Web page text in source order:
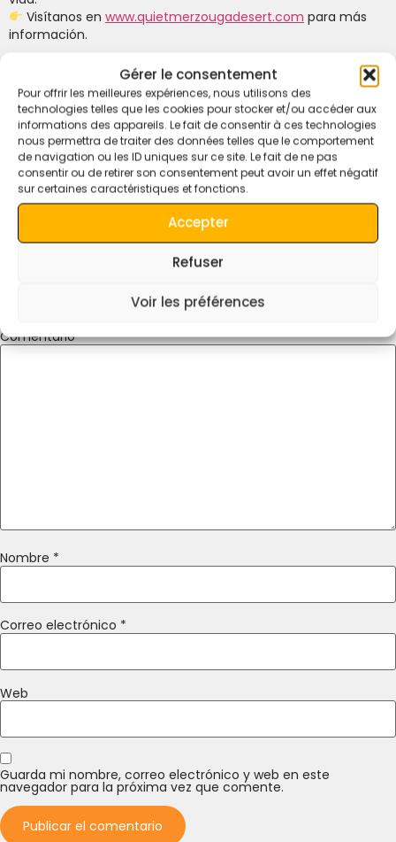
Gérer le consentement
Pour offrir les meilleures expériences, nous utilisons des
technologies telles que les cookies pour stocker et/ou accéder aux
informations des appareils. Le fait de consentir à ces technologies
nous permettra de traiter des données telles que le comportement
de navigation ou les ID uniques sur ce site. Le fait de ne pas
consentir ou de retirer son consentement peut avoir un effet négatif
sur certaines caractéristiques et fonctions.
Accepter
Refuser
Voir les préférences
Visítanos en www.quietmerzougadesert.com para más
información.
¿Qué Visitar Durante el Gran Tour de
Marruecos?
Deja Una Respuesta
campos obligatorios están marcados con*
Comentario*
Nombre *
Correo electrónico *
Web
Guarda mi nombre, correo electrónico y web en este
navegador para la próxima vez que comente.